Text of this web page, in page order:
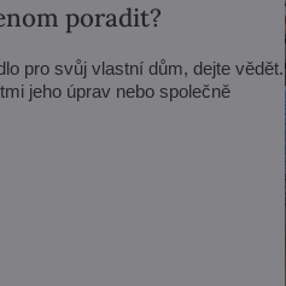
poradit?
pro svůj vlastní dům, dejte vědět.
jeho úprav nebo společně